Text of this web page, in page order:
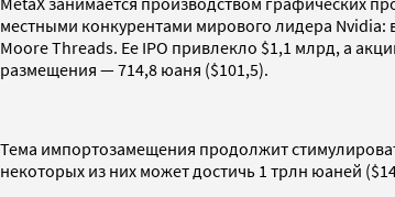
местными конкурентами мирового лидера
Moore Threads. Ее IPO привлекло $1,1 млрд, а
размещения — 714,8 юаня ($101,5).
Тема импортозамещения продолжит
некоторых из них может достичь 1 трлн юаней